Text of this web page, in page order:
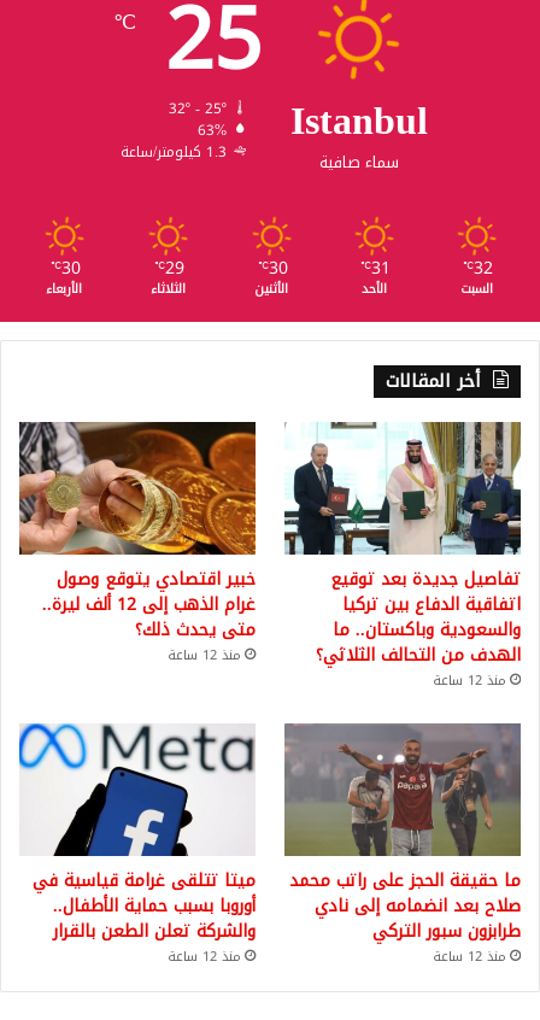
Istanbul
سماء صافية
25
℃
32º - 25º
63%
1.3 كيلومتر/ساعة
32
℃
السبت
31
℃
الأحد
30
℃
الأثنين
29
℃
الثلاثاء
30
℃
الأربعاء
أخر المقالات
تفاصيل جديدة بعد توقيع
اتفاقية الدفاع بين تركيا
والسعودية وباكستان.. ما
الهدف من التحالف الثلاثي؟
منذ 12 ساعة
خبير اقتصادي يتوقع وصول
غرام الذهب إلى 12 ألف ليرة..
متى يحدث ذلك؟
منذ 12 ساعة
ما حقيقة الحجز على راتب محمد
صلاح بعد انضمامه إلى نادي
طرابزون سبور التركي
منذ 12 ساعة
ميتا تتلقى غرامة قياسية في
أوروبا بسبب حماية الأطفال..
والشركة تعلن الطعن بالقرار
منذ 12 ساعة